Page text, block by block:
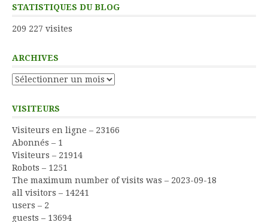
STATISTIQUES DU BLOG
209 227 visites
ARCHIVES
Archives
VISITEURS
Visiteurs en ligne – 23166
Abonnés – 1
Visiteurs – 21914
Robots – 1251
The maximum number of visits was – 2023-09-18
all visitors – 14241
users – 2
guests – 13694